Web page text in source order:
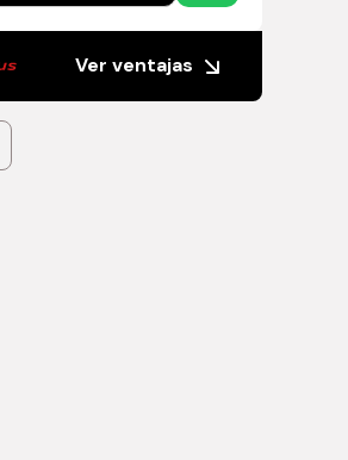
Ver ventajas